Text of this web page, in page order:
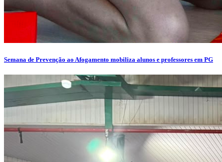
Semana de Prevenção ao Afogamento mobiliza alunos e professores em PG